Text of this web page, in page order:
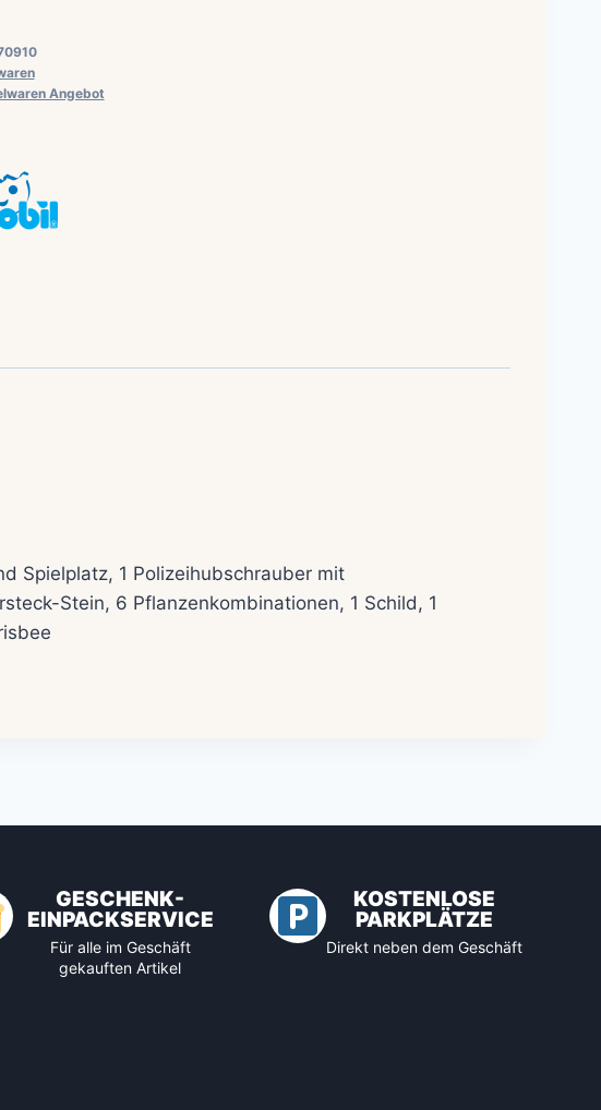
Angebot
Spielplatz, 1 Polizeihubschrauber mit
Stein, 6 Pflanzenkombinationen, 1 Schild, 1
GESCHENK-
EINPACKSERVICE
Für alle im Geschäft
gekauften Artikel
KOSTENLOSE
PARKPLÄTZE
Direkt neben dem Geschäft